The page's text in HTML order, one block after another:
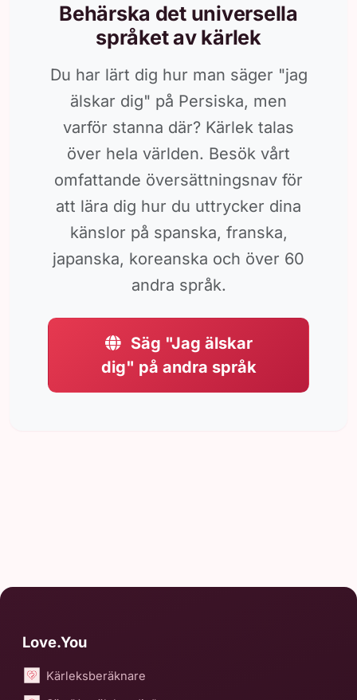
Behärska det universella
språket av kärlek
Du har lärt dig hur man säger "jag
älskar dig" på Persiska, men
varför stanna där? Kärlek talas
över hela världen. Besök vårt
omfattande översättningsnav för
att lära dig hur du uttrycker dina
känslor på spanska, franska,
japanska, koreanska och över 60
andra språk.
Säg "Jag älskar
dig" på andra språk
Love.You
Kärleksberäknare